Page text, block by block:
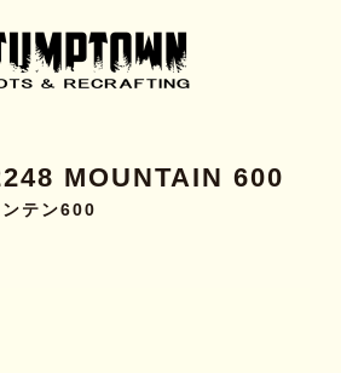
MOUNTAIN 600
テン600